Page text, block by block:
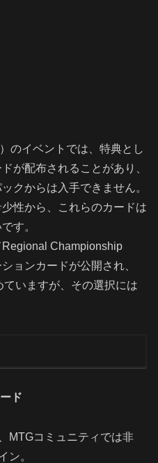
のイベントでは、特典とし
が配布されることがあり、
クからは入手できません。
性から、これらのカードは
す。
Championship
ョンカードが公開され、
いますが、その選択には
ド
MTGコミュニティでは非
ン。